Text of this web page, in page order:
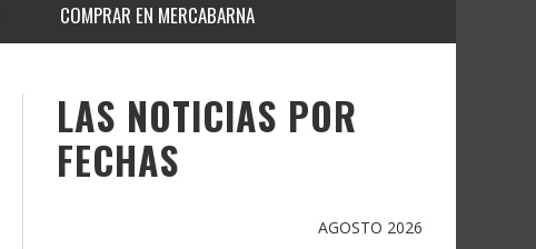
COMPRAR EN MERCABARNA
LAS NOTICIAS POR
FECHAS
AGOSTO 2026